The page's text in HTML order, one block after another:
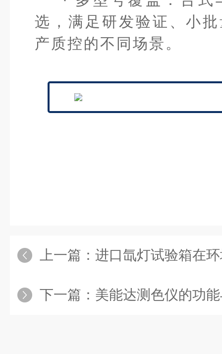
选，满足研发验证、小
产质控的不同场景。
上一篇： 进口氙灯试验箱在
下一篇： 美能达测色仪的功